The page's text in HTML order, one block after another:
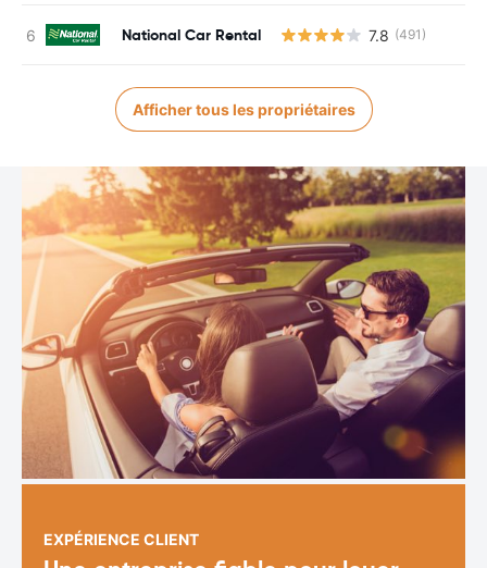
National Car Rental 7.8 (491)
Afficher tous les propriétaires
EXPÉRIENCE CLIENT